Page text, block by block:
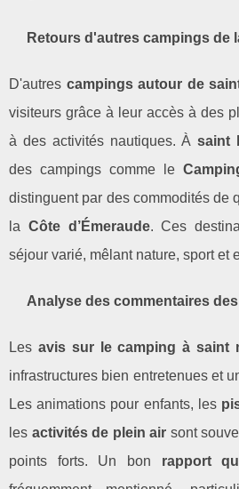
Retours d'autres campings de
D'autres campings autour de
visiteurs grâce à leur accès à des
à des activités nautiques. Àsaint
des campings comme le
distinguent par des commodités de
la Côte d’Émeraude. Ces
séjour varié, mêlant nature, sport et
Analyse des commentaires
Les avis sur le camping à saint
infrastructures bien entretenues et
Les animations pour enfants, les
les activités de plein air sont
points forts. Un bon rapport